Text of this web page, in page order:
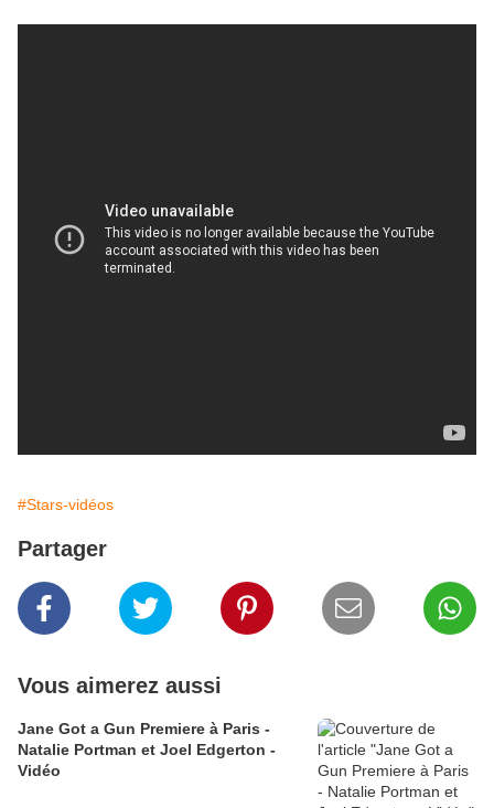
#Stars-vidéos
Partager
Vous aimerez aussi
Jane Got a Gun Premiere à Paris -
Natalie Portman et Joel Edgerton -
Vidéo